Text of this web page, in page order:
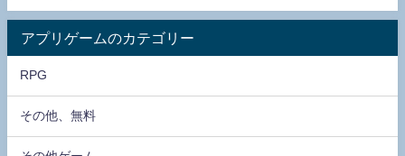
アプリゲームのカテゴリー
RPG
その他、無料